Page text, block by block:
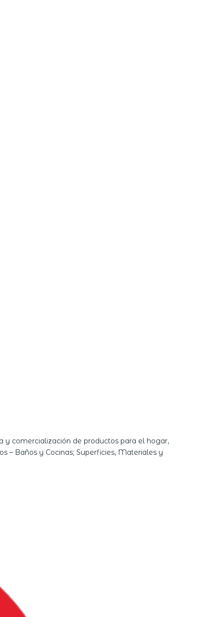
y comercialización de productos para el hogar,
– Baños y Cocinas; Superficies, Materiales y